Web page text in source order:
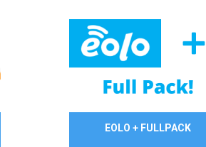
34,90 €/meseEOLO + FULLPACK